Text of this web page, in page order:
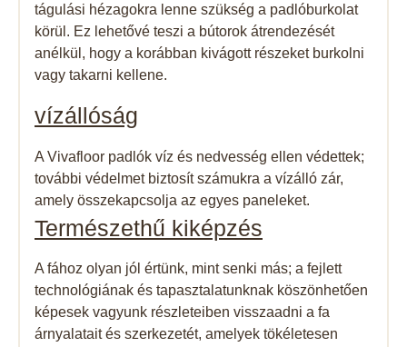
tágulási hézagokra lenne szükség a padlóburkolat
körül. Ez lehetővé teszi a bútorok átrendezését
anélkül, hogy a korábban kivágott részeket burkolni
vagy takarni kellene.
vízállóság​
A Vivafloor padlók víz és nedvesség ellen védettek;
további védelmet biztosít számukra a vízálló zár,
amely összekapcsolja az egyes paneleket.
Természethű kiképzés
A fához olyan jól értünk, mint senki más; a fejlett
technológiának és tapasztalatunknak köszönhetően
képesek vagyunk részleteiben visszaadni a fa
árnyalatait és szerkezetét, amelyek tökéletesen